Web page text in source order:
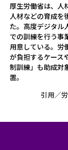
厚生労働省は、人
人材などの育成を
た。高度デジタル
での訓練を行う事
用意している。労
が負担するケース
制訓練」も助成対
置。
引用／